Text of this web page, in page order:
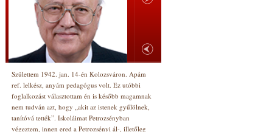
Születtem 1942. jan. 14-én Kolozsváron. Apám
ref. lelkész, anyám pedagógus volt. Ez utóbbi
foglalkozást választottam én is később magamnak
nem tudván azt, hogy „akit az istenek gyűlölnek,
tanítóvá tették”. Iskoláimat Petrozsényban
végeztem, innen ered a Petrozsényi ál-, illetőleg